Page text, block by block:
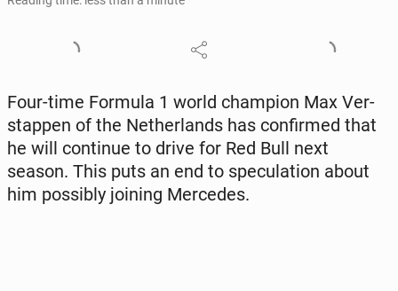
Four-time Formula 1 world cham­pi­on Max Ver­
stap­pen of the Nether­lands has con­firmed that
he will con­tin­ue to drive for Red Bull next
season. This puts an end to spec­u­la­tion about
him pos­si­bly joining Mer­cedes.